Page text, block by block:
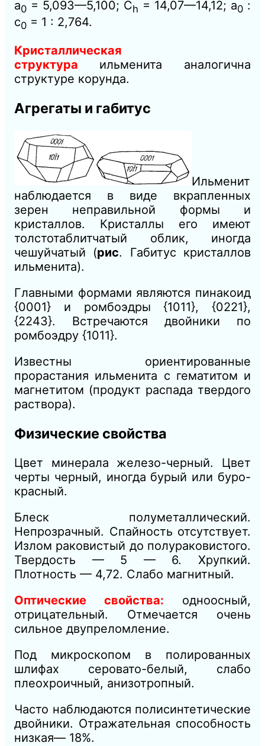
а0 = 5,093—5,100; Ch = 14,07—14,12; а0 :
с0 = 1 : 2,764.
Кристаллическая
структура ильменита аналогична
структуре корунда.
Агрегаты и габитус
Ильменит
наблюдается в виде вкрапленных
зерен неправильной формы и
кристаллов. Кристаллы его имеют
толстотаблитчатый облик, иногда
чешуйчатый (рис. Габитус кристаллов
ильменита).
Главными формами являются пинакоид
{0001} и ромбоэдры {1011}, {0221},
{2243}. Встречаются двойники по
ромбоэдру {1011}.
Известны ориентированные
прорастания ильменита с гематитом и
магнетитом (продукт распада твердого
раствора).
Физические свойства
Цвет минерала железо-черный. Цвет
черты черный, иногда бурый или буро-
красный.
Блеск полуметаллический.
Непрозрачный. Спайность отсутствует.
Излом раковистый до полураковистого.
Твердость — 5 — 6. Хрупкий.
Плотность — 4,72. Слабо магнитный.
Оптические свойства: одноосный,
отрицательный. Отмечается очень
сильное двупреломление.
Под микроскопом в полированных
шлифах серовато-белый, слабо
плеохроичный, анизотропный.
Часто наблюдаются полисинтетические
двойники. Отражательная способность
низкая— 18%.